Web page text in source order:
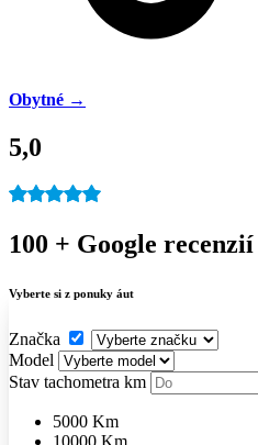
Obytné →
5,0
100 + Google
Vyberte si z ponuky áut
Značka
Model
Stav tachometra km
5000 Km